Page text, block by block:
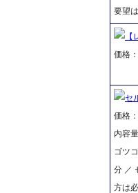
要望
価格：
セ
価格：
内容
ゴツ
分 ／
方は